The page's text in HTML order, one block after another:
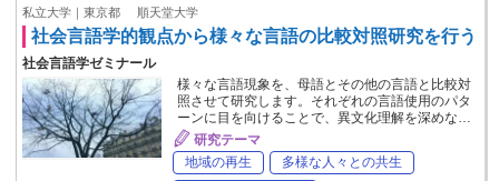
私立大学｜東京都 順天堂大学
社会言語学的観点から様々な言語の比較対照研究を行う
社会言語学ゼミナール
様々な言語現象を、母語とその他の言語と比較対
照させて研究します。それぞれの言語使用のパタ
ーンに目を向けることで、異文化理解を深めな…
研究テーマ
地域の再生
多様な人々との共生